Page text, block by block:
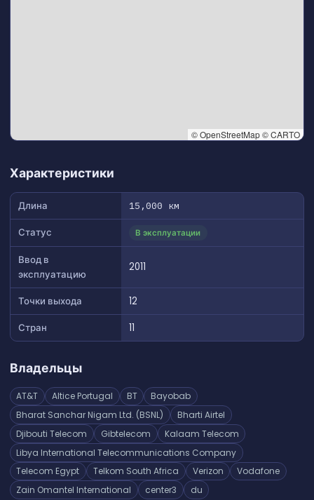
© OpenStreetMap © CARTO
Характеристики
Длина 15,000 км
Статус В эксплуатации
Ввод в
эксплуатацию
2011
Точки выхода
12
Стран
11
Владельцы
AT&T Altice Portugal BT
Bayobab
Bharat Sanchar Nigam Ltd. (BSNL)
Bharti Airtel
Djibouti Telecom
Gibtelecom
Kalaam Telecom
Libya International Telecommunications Company
Telecom Egypt
Telkom South Africa Verizon
Vodafone
Zain Omantel International
center3 du